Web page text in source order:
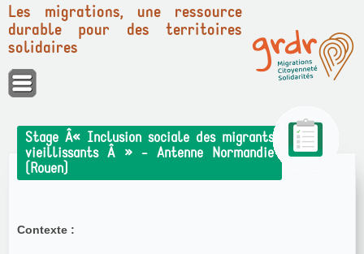
Panneau de gestion des cookies
Les migrations, une ressource
durable pour des territoires
solidaires
Stage Â« Inclusion sociale des migrants
vieillissants Â » - Antenne Normandie
(Rouen)
Contexte :